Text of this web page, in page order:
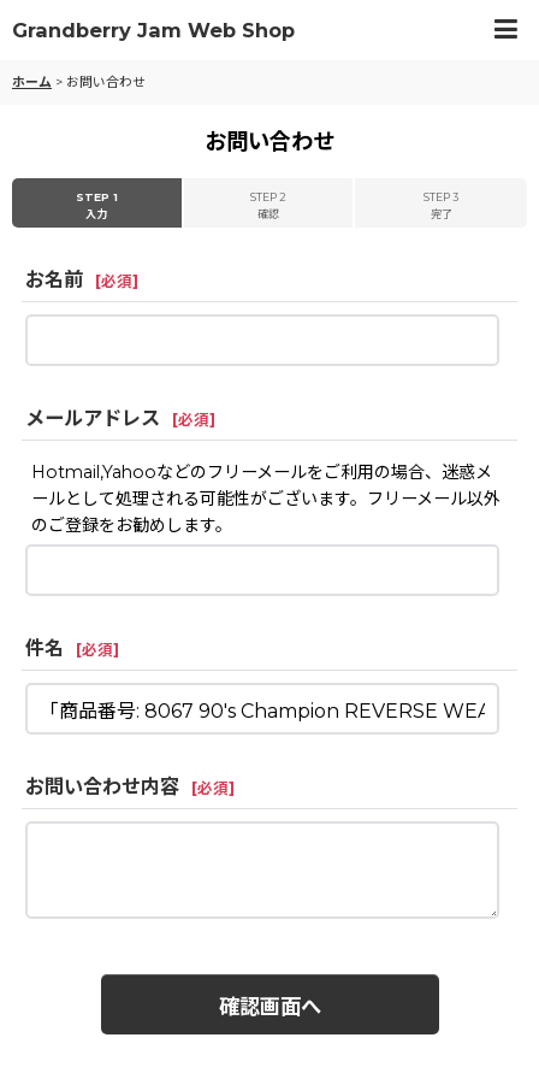
Grandberry Jam Web Shop
ホーム > お問い合わせ
お問い合わせ
STEP 1
入力
STEP 2
確認
STEP 3
完了
お名前 [必須]
メールアドレス [必須]
Hotmail,Yahooなどのフリーメールをご利用の場合、迷惑メ
ールとして処理される可能性がございます。フリーメール以外
のご登録をお勧めします。
件名 [必須]
お問い合わせ内容 [必須]
確認画面へ